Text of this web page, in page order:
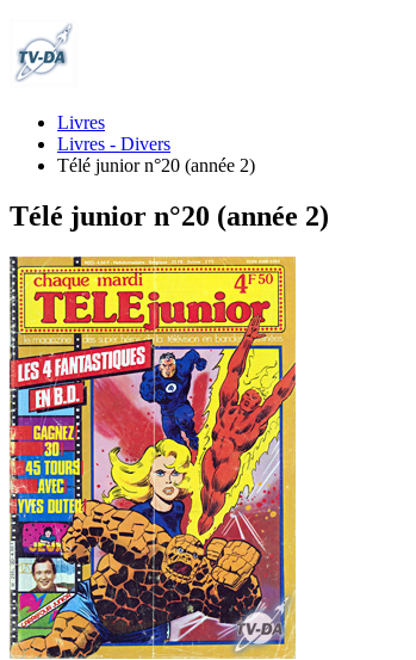
Livres
Livres - Divers
Télé junior n°20 (année 2)
Télé junior n°20 (année 2)